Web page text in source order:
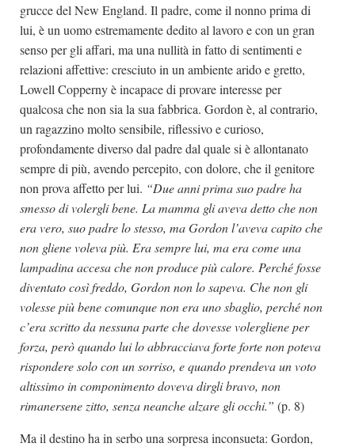
grucce del New England. Il padre, come il nonno prima di
lui, è un uomo estremamente dedito al lavoro e con un gran
senso per gli affari, ma una nullità in fatto di sentimenti e
relazioni affettive: cresciuto in un ambiente arido e gretto,
Lowell Copperny è incapace di provare interesse per
qualcosa che non sia la sua fabbrica. Gordon è, al contrario,
un ragazzino molto sensibile, riflessivo e curioso,
profondamente diverso dal padre dal quale si è allontanato
sempre di più, avendo percepito, con dolore, che il genitore
non prova affetto per lui. “Due anni prima suo padre ha
smesso di volergli bene. La mamma gli aveva detto che non
era vero, suo padre lo stesso, ma Gordon l’aveva capito che
non gliene voleva più. Era sempre lui, ma era come una
lampadina accesa che non produce più calore. Perché fosse
diventato così freddo, Gordon non lo sapeva. Che non gli
volesse più bene comunque non era uno sbaglio, perché non
c’era scritto da nessuna parte che dovesse volergliene per
forza, però quando lui lo abbracciava forte forte non poteva
rispondere solo con un sorriso, e quando prendeva un voto
altissimo in componimento doveva dirgli bravo, non
rimanersene zitto, senza neanche alzare gli occhi.” (p. 8)
Ma il destino ha in serbo una sorpresa inconsueta: Gordon,